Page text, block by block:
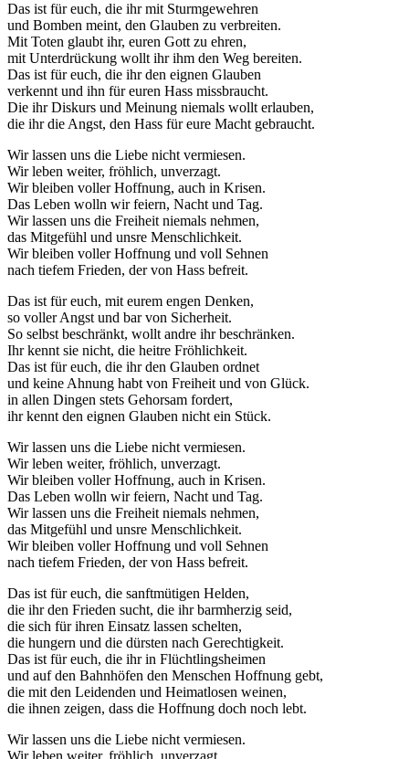
Das ist für euch, die ihr mit Sturmgewehren
und Bomben meint, den Glauben zu verbreiten.
Mit Toten glaubt ihr, euren Gott zu ehren,
mit Unterdrückung wollt ihr ihm den Weg bereiten.
Das ist für euch, die ihr den eignen Glauben
verkennt und ihn für euren Hass missbraucht.
Die ihr Diskurs und Meinung niemals wollt erlauben,
die ihr die Angst, den Hass für eure Macht gebraucht.
Wir lassen uns die Liebe nicht vermiesen.
Wir leben weiter, fröhlich, unverzagt.
Wir bleiben voller Hoffnung, auch in Krisen.
Das Leben wolln wir feiern, Nacht und Tag.
Wir lassen uns die Freiheit niemals nehmen,
das Mitgefühl und unsre Menschlichkeit.
Wir bleiben voller Hoffnung und voll Sehnen
nach tiefem Frieden, der von Hass befreit.
Das ist für euch, mit eurem engen Denken,
so voller Angst und bar von Sicherheit.
So selbst beschränkt, wollt andre ihr beschränken.
Ihr kennt sie nicht, die heitre Fröhlichkeit.
Das ist für euch, die ihr den Glauben ordnet
und keine Ahnung habt von Freiheit und von Glück.
in allen Dingen stets Gehorsam fordert,
ihr kennt den eignen Glauben nicht ein Stück.
Wir lassen uns die Liebe nicht vermiesen.
Wir leben weiter, fröhlich, unverzagt.
Wir bleiben voller Hoffnung, auch in Krisen.
Das Leben wolln wir feiern, Nacht und Tag.
Wir lassen uns die Freiheit niemals nehmen,
das Mitgefühl und unsre Menschlichkeit.
Wir bleiben voller Hoffnung und voll Sehnen
nach tiefem Frieden, der von Hass befreit.
Das ist für euch, die sanftmütigen Helden,
die ihr den Frieden sucht, die ihr barmherzig seid,
die sich für ihren Einsatz lassen schelten,
die hungern und die dürsten nach Gerechtigkeit.
Das ist für euch, die ihr in Flüchtlingsheimen
und auf den Bahnhöfen den Menschen Hoffnung gebt,
die mit den Leidenden und Heimatlosen weinen,
die ihnen zeigen, dass die Hoffnung doch noch lebt.
Wir lassen uns die Liebe nicht vermiesen.